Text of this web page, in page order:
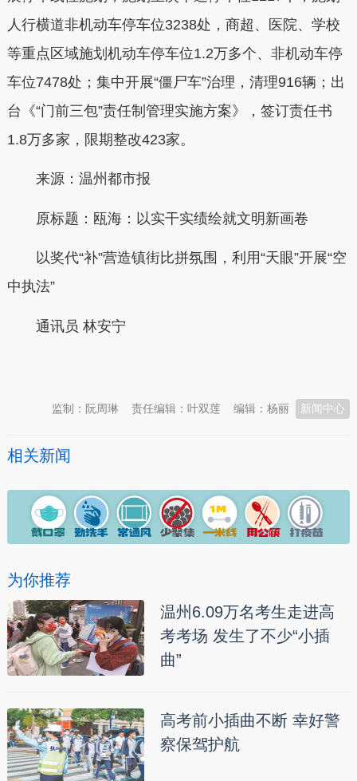
人行横道非机动车停车位3238处，商超、医院、学校
等重点区域施划机动车停车位1.2万多个、非机动车停
车位7478处；集中开展“僵尸车”治理，清理916辆；出
台《“门前三包”责任制管理实施方案》，签订责任书
1.8万多家，限期整改423家。
来源：温州都市报
原标题：瓯海：以实干实绩绘就文明新画卷
以奖代“补”营造镇街比拼氛围，利用“天眼”开展“空
中执法”
通讯员 林安宁
新闻中心
编辑：杨丽
责任编辑：叶双莲
监制：阮周琳
相关新闻
为你推荐
温州6.09万名考生走进高
考考场 发生了不少“小插
曲”
高考前小插曲不断 幸好警
察保驾护航